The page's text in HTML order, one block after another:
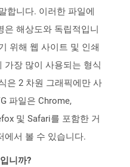
합니다. 이러한 파일에
은 해상도와 독립적입니
위해 웹 사이트 및 인쇄
가장 많이 사용되는 형식
은 2 차원 그래픽에만 사
파일은 Chrome,
및 Safari를 포함한 거
에서 볼 수 있습니다.
니까?